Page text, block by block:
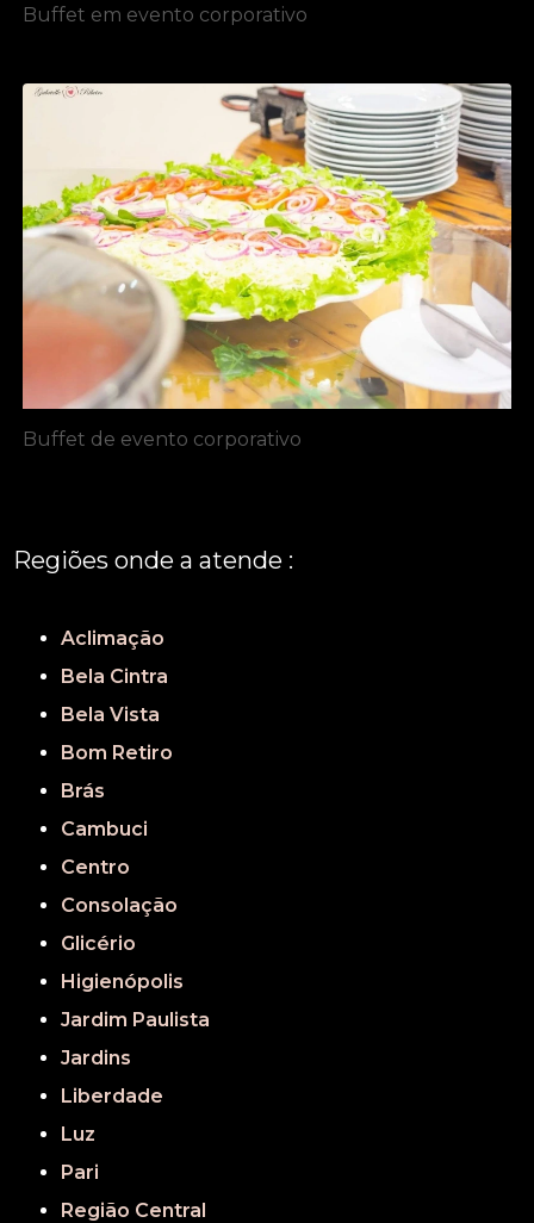
Buffet em evento corporativo
Buffet de evento corporativo
Regiões onde a atende :
Aclimação
Bela Cintra
Bela Vista
Bom Retiro
Brás
Cambuci
Centro
Consolação
Glicério
Higienópolis
Jardim Paulista
Jardins
Liberdade
Luz
Pari
Região Central